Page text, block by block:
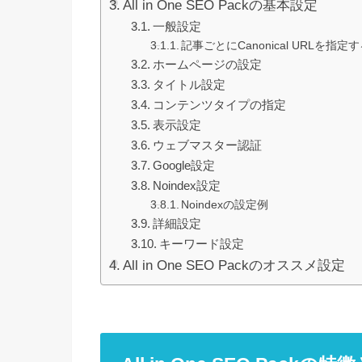
All in One SEO Packの基本設定
一般設定
記事ごとにCanonical URLを指定
ホームページの設定
タイトル設定
コンテンツタイプの指定
表示設定
ウェブマスター認証
Google設定
Noindex設定
Noindexの設定例
詳細設定
キーワード設定
All in One SEO Packのオススメ設定